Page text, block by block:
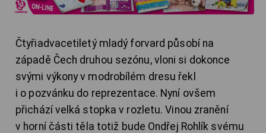
Čtyřiadvacetiletý mladý forvard působí na
západě Čech druhou sezónu, vloni si dokonce
svými výkony v modrobílém dresu řekl
i o pozvánku do reprezentace. Nyní ovšem
přichází velká stopka v rozletu. Vinou zranění
v horní části těla totiž bude Ondřej Rohlík svému